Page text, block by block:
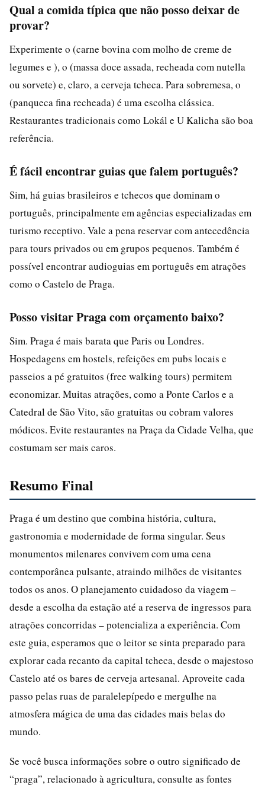
Qual a comida típica que não posso deixar de
provar?
Experimente o (carne bovina com molho de creme de
legumes e ), o (massa doce assada, recheada com nutella
ou sorvete) e, claro, a cerveja tcheca. Para sobremesa, o
(panqueca fina recheada) é uma escolha clássica.
Restaurantes tradicionais como Lokál e U Kalicha são boa
referência.
É fácil encontrar guias que falem português?
Sim, há guias brasileiros e tchecos que dominam o
português, principalmente em agências especializadas em
turismo receptivo. Vale a pena reservar com antecedência
para tours privados ou em grupos pequenos. Também é
possível encontrar audioguias em português em atrações
como o Castelo de Praga.
Posso visitar Praga com orçamento baixo?
Sim. Praga é mais barata que Paris ou Londres.
Hospedagens em hostels, refeições em pubs locais e
passeios a pé gratuitos (free walking tours) permitem
economizar. Muitas atrações, como a Ponte Carlos e a
Catedral de São Vito, são gratuitas ou cobram valores
módicos. Evite restaurantes na Praça da Cidade Velha, que
costumam ser mais caros.
Resumo Final
Praga é um destino que combina história, cultura,
gastronomia e modernidade de forma singular. Seus
monumentos milenares convivem com uma cena
contemporânea pulsante, atraindo milhões de visitantes
todos os anos. O planejamento cuidadoso da viagem –
desde a escolha da estação até a reserva de ingressos para
atrações concorridas – potencializa a experiência. Com
este guia, esperamos que o leitor se sinta preparado para
explorar cada recanto da capital tcheca, desde o majestoso
Castelo até os bares de cerveja artesanal. Aproveite cada
passo pelas ruas de paralelepípedo e mergulhe na
atmosfera mágica de uma das cidades mais belas do
mundo.
Se você busca informações sobre o outro significado de
“praga”, relacionado à agricultura, consulte as fontes